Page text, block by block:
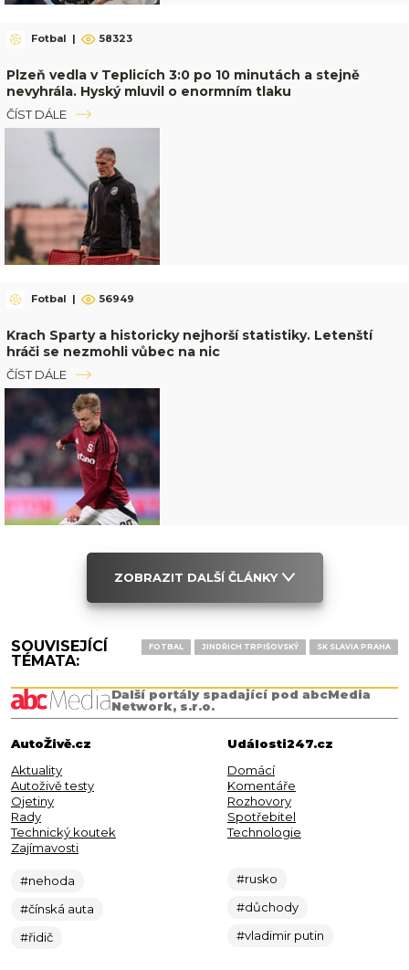
Fotbal | 58323
Plzeň vedla v Teplicích 3:0 po 10 minutách a stejně
nevyhrála. Hyský mluvil o enormním tlaku
ČÍST DÁLE
Fotbal | 56949
Krach Sparty a historicky nejhorší statistiky. Letenští
hráči se nezmohli vůbec na nic
ČÍST DÁLE
ZOBRAZIT DALŠÍ ČLÁNKY
SOUVISEJÍCÍ
TÉMATA:
FOTBAL JINDŘICH TRPIŠOVSKÝ SK SLAVIA PRAHA
Další portály spadající pod abcMedia
Network, s.r.o.
AutoŽivě.cz
Aktuality
Autoživě testy
Ojetiny
Rady
Technický koutek
Zajímavosti
#nehoda
#čínská auta
#řidič
Události247.cz
Domácí
Komentáře
Rozhovory
Spotřebitel
Technologie
#rusko
#důchody
#vladimir putin